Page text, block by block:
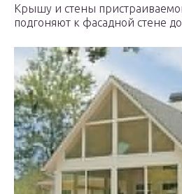
Крышу и стены
подгоняют к фасадной стене